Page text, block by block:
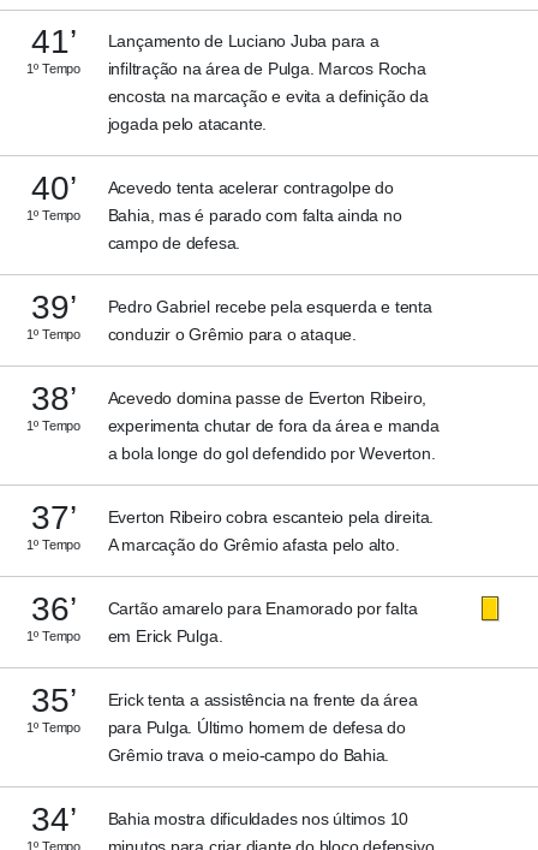
41’
1º Tempo
Lançamento de Luciano Juba para a
infiltração na área de Pulga. Marcos Rocha
encosta na marcação e evita a definição da
jogada pelo atacante.
40’
1º Tempo
Acevedo tenta acelerar contragolpe do
Bahia, mas é parado com falta ainda no
campo de defesa.
39’
1º Tempo
Pedro Gabriel recebe pela esquerda e tenta
conduzir o Grêmio para o ataque.
38’
1º Tempo
Acevedo domina passe de Everton Ribeiro,
experimenta chutar de fora da área e manda
a bola longe do gol defendido por Weverton.
37’
1º Tempo
Everton Ribeiro cobra escanteio pela direita.
A marcação do Grêmio afasta pelo alto.
36’
1º Tempo
Cartão amarelo para Enamorado por falta
em Erick Pulga.
35’
1º Tempo
Erick tenta a assistência na frente da área
para Pulga. Último homem de defesa do
Grêmio trava o meio-campo do Bahia.
34’
1º Tempo
Bahia mostra dificuldades nos últimos 10
minutos para criar diante do bloco defensivo